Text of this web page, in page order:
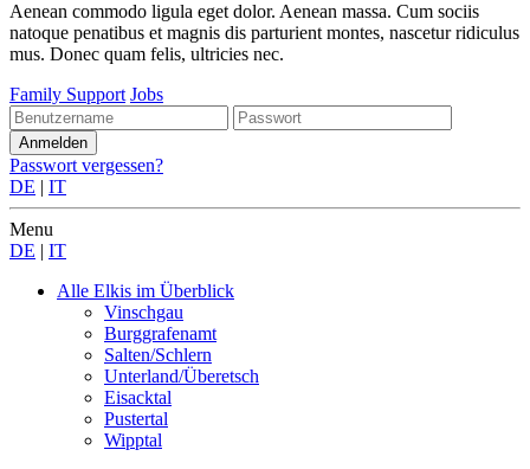
Aenean commodo ligula eget dolor. Aenean massa. Cum sociis
natoque penatibus et magnis dis parturient montes, nascetur ridiculus
mus. Donec quam felis, ultricies nec.
Family Support Jobs
Passwort vergessen?
DE | IT
Menu
DE | IT
Alle Elkis im Überblick
Vinschgau
Burggrafenamt
Salten/Schlern
Unterland/Überetsch
Eisacktal
Pustertal
Wipptal